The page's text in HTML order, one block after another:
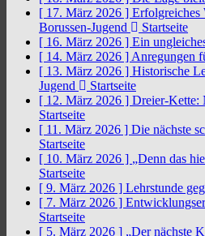
[ 17. März 2026 ] Erfolgreiches
Borussen-Jugend
Startseite
[ 16. März 2026 ] Ein
[ 14. März 2026 ] Anregungen
[ 13. März 2026 ] Historische
Jugend
Startseite
[ 12. März 2026 ] Dreier-Kette:
Startseite
[ 11. März 2026 ] Die nächste
Startseite
[ 10. März 2026 ] „Denn das
Startseite
[ 9. März 2026 ] Lehrstunde
[ 7. März 2026 ]
Startseite
[ 5. März 2026 ] „Der nächste